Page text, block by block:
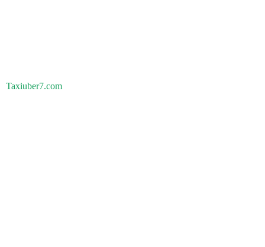
Taxiuber7.com